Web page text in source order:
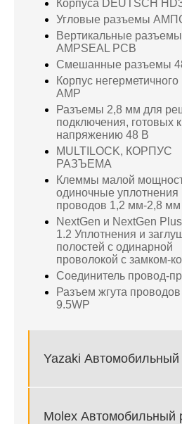
Корпуса DEUTSCH
Угловые разъемы
Вертикальные разъемы
AMPSEAL PCB
Смешанные разъемы
Корпус
AMP
Разъемы 2,8 мм для
подключения, готовых к
напряжению 48 В
MULTILOCK, КОРПУС
РАЗЪЕМА
Клеммы малой
одиночные уплотнения
проводов 1,2 мм-2,8 мм
NextGen и NextGen
1.2 Уплотнения и
полостей с одинарной
проволокой с замком-
Соединитель провод-
Разъем жгута
9.5WP
Yazaki
Molex Автомобильный